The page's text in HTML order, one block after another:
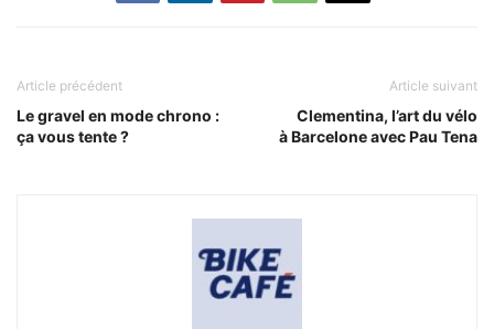
Article précédent
Le gravel en mode chrono :
ça vous tente ?
Article suivant
Clementina, l’art du vélo
à Barcelone avec Pau Tena